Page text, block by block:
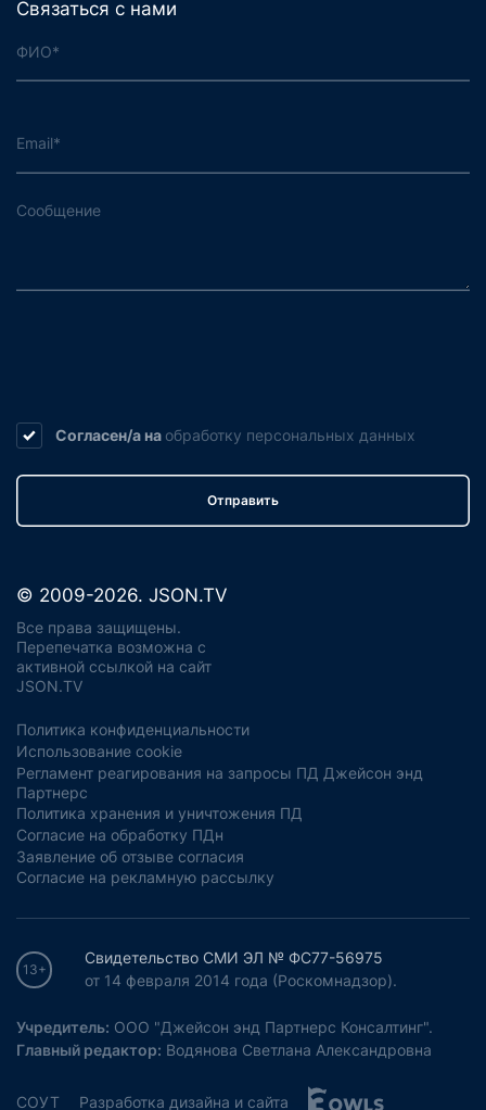
Связаться с нами
Согласен/а на обработку персональных данных
Отправить
© 2009-2026. JSON.TV
Все права защищены.
Перепечатка возможна с
активной ссылкой на сайт
JSON.TV
Политика конфиденциальности
Использование cookie
Регламент реагирования на запросы ПД Джейсон энд
Партнерс
Политика хранения и уничтожения ПД
Согласие на обработку ПДн
Заявление об отзыве согласия
Согласие на рекламную рассылку
13+
Свидетельство СМИ ЭЛ № ФС77-56975
от 14 февраля 2014 года (Роскомнадзор).
Учредитель: ООО "Джейсон энд Партнерс Консалтинг".
Главный редактор: Водянова Светлана Александровна
СОУТ Разработка дизайна и сайта